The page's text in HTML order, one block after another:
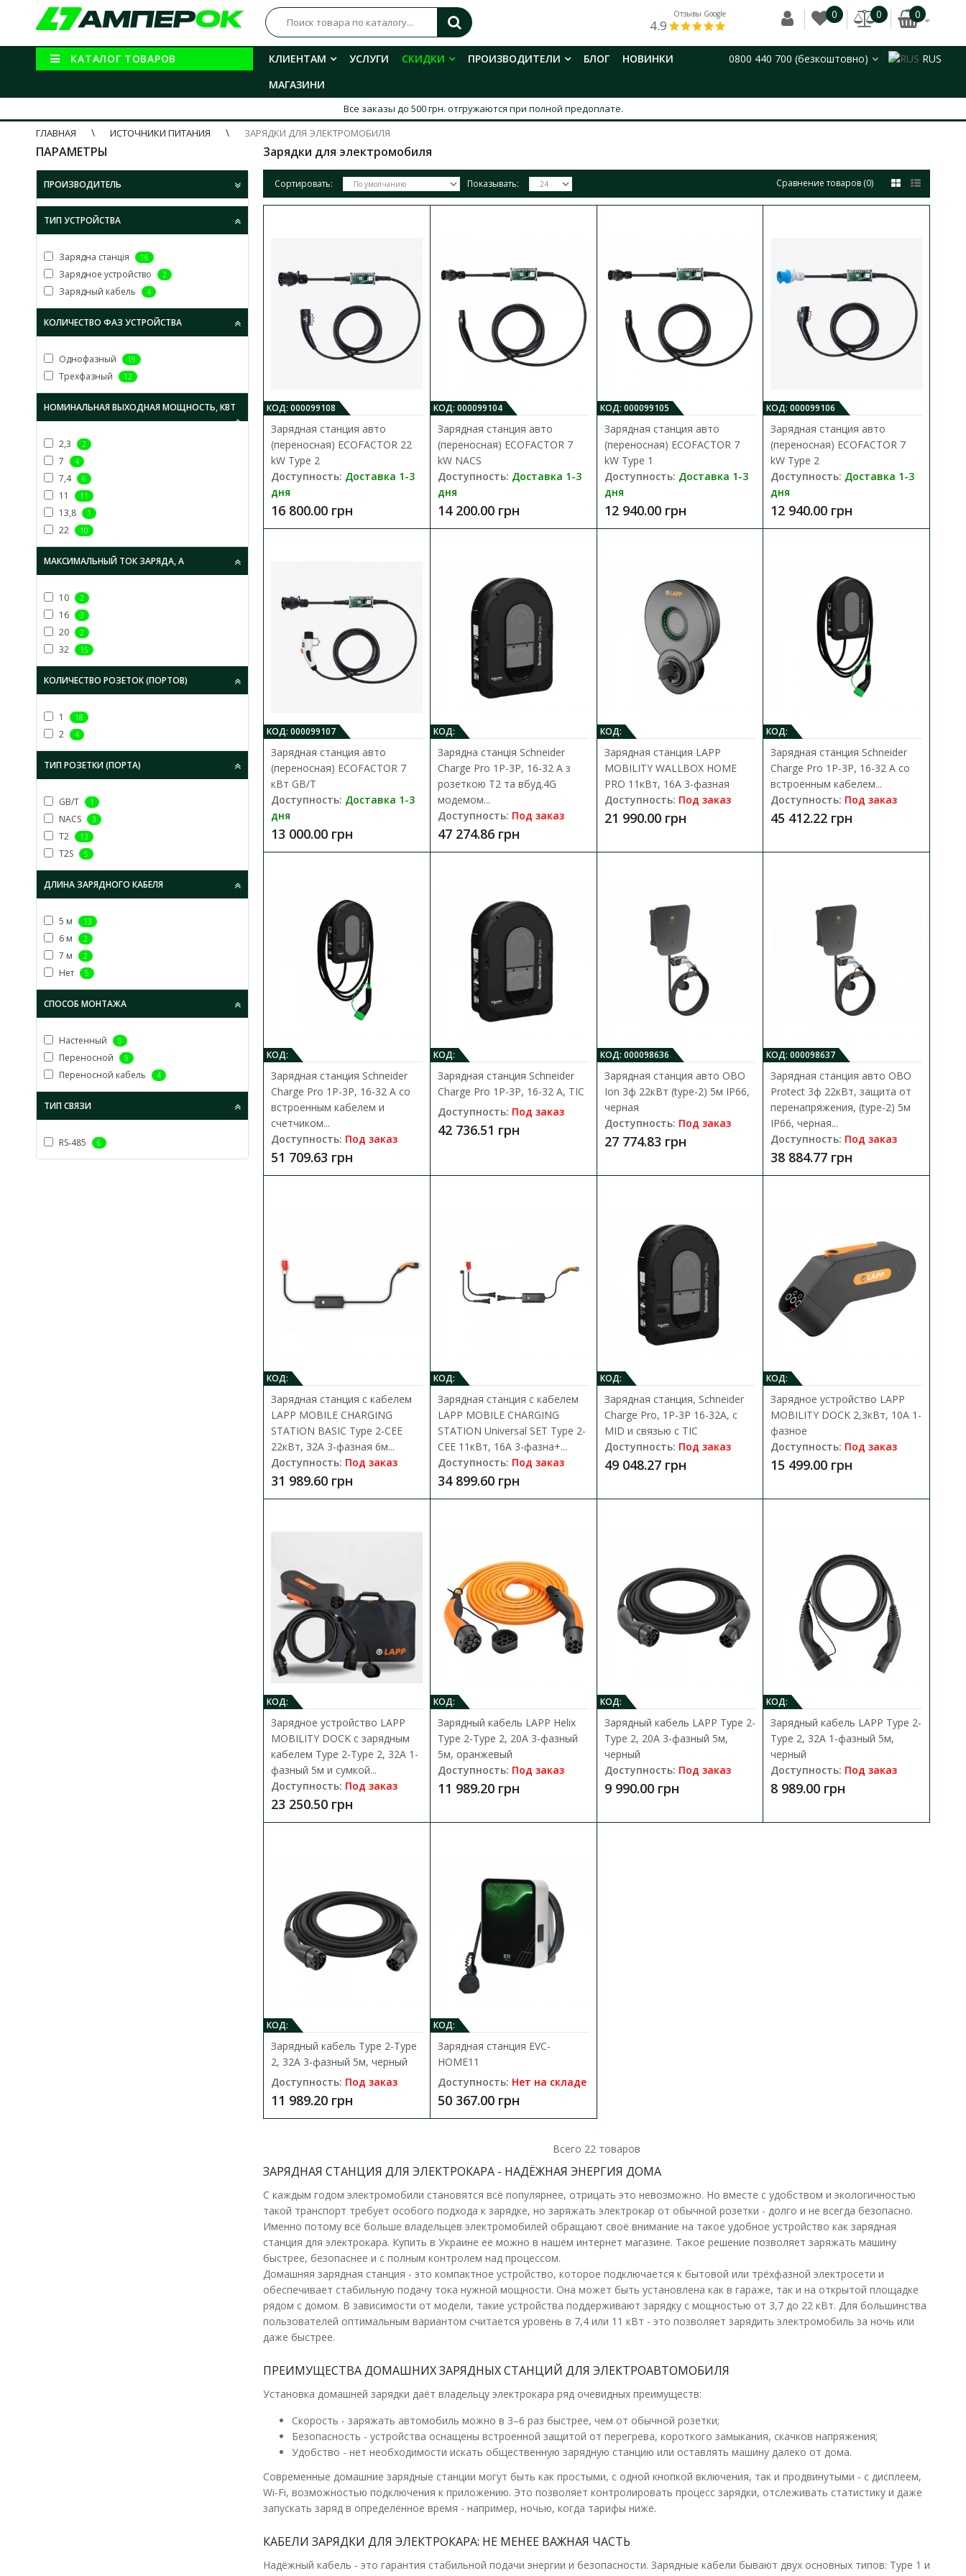
Отзывы Google
4.9
0 0 0
КАТАЛОГ ТОВАРОВ КЛИЕНТАМ УСЛУГИ СКИДКИ ПРОИЗВОДИТЕЛИ БЛОГ
НОВИНКИ
МАГАЗИНИ
0800 440 700 (безкоштовно) RUS
Все заказы до 500 грн. отгружаются при полной предоплате.
ГЛАВНАЯ
ИСТОЧНИКИ ПИТАНИЯ ЗАРЯДКИ ДЛЯ ЭЛЕКТРОМОБИЛЯ
ПАРАМЕТРЫ
ПРОИЗВОДИТЕЛЬ
ТИП УСТРОЙСТВА
Зарядна станція 16
Зарядное устройство 2
Зарядный кабель 4
КОЛИЧЕСТВО ФАЗ УСТРОЙСТВА
Однофазный 19
Трехфазный 12
НОМИНАЛЬНАЯ ВЫХОДНАЯ МОЩНОСТЬ, КВТ
2,3 2
7 4
7,4 6
11 11
13,8 1
22 10
МАКСИМАЛЬНЫЙ ТОК ЗАРЯДА, А
10 2
16 3
20 2
32 15
КОЛИЧЕСТВО РОЗЕТОК (ПОРТОВ)
1 18
2 4
ТИП РОЗЕТКИ (ПОРТА)
GB/T 1
NACS 3
T2 13
T2S 5
ДЛИНА ЗАРЯДНОГО КАБЕЛЯ
5 м 13
6 м 2
7 м 2
Нет 5
СПОСОБ МОНТАЖА
Настенный 9
Переносной 9
Переносной кабель 4
ТИП СВЯЗИ
RS‑485 6
Зарядки для электромобиля
Сравнение товаров (0)
Сортировать: Показывать:
Мобильная зарядка ECOFACTOR 22 kW Type 2 для владельцев
европейских электромобилей с коннектором Typ..
16 800.00 грн
В сравнения
В закладки
Зарядная станция авто (переносная) ECOFACTOR 7 kW
NACS
Доступность: Доставка 1-3 дня
Идеальное решение для владельцев американских электромобилей
В КОРЗИНУ
В сравнения
В закладки
Зарядная станция авто (переносная) ECOFACTOR 7 kW
Зарядная станция для электромобиля ECOFACTOR 7 kW Type 1 —
идеальное решение для владельцев американ..
12 940.00 грн
В сравнения
В закладки
Зарядная станция авто (переносная) ECOFACTOR 7 kW
Type 2
Доступность: Доставка 1-3 дня
Мобильная зарядка ECOFACTOR 7 kW Type 2 для владельцев
европейских электромобилей с коннектором Type..
12 940.00 грн
В КОРЗИНУ
В сравнения
В закладки
Зарядная станция авто (переносная) ECOFACTOR 7 кВт
В КОРЗИНУ
розеткою Т2 та вбуд.4G модемом
Доступность: Под заказ
Зарядная станция, Schneider Charge Pro, 1P-3P, 1xT2S, 7,4-11-22 кВт, 16-
32A, с модемом 4G и связью с..
47 274.86 грн
В КОРЗИНУ
В сравнения
Зарядная станция LAPP MOBILITY WALLBOX HOME PRO
11кВт, 16А 3-фазная
Доступность: Под заказ
Зарядная станция LAPP MOBILITY WALLBOX HOME PRO дает вам
21 990.00 грн
В КОРЗИНУ
В сравнения
В закладки
Зарядная станция, Schneider Charge Pro, 1P-3P, встроенный кабель,
7.4-11-22кВт, 16-32A. В магазине А..
45 412.22 грн
Зарядная станция Schneider Charge Pro 1P-3P, 16-32 А со
встроенным кабелем и счетчиком
Доступность: Под заказ
Зарядная станция, Schneider Charge Pro, 1P-3P, со встроенным
кабелем, 7.4-11-22кВт, 16-32A, со счетч..
Зарядная станция Schneider Charge Pro 1P-3P, 16-32 А,
TIC
Доступность: Под заказ
42 736.51 грн
В КОРЗИНУ
В сравнения
Зарядная станция авто OBO Ion 3ф 22кВт (type-2) 5м
IP66, черная
Ion Wallbox для зарядки электромобилей в частном секторе как
В закладки
КОД: 000099108
Зарядная станция авто
(переносная) ECOFACTOR 22
kW Type 2
Доступность: Доставка 1-3
дня
16 800.00 грн
КОД: 000099104
Зарядная станция авто
(переносная) ECOFACTOR 7
kW NACS
Доступность: Доставка 1-3
дня
14 200.00 грн
КОД: 000099105
Зарядная станция авто
(переносная) ECOFACTOR 7
kW Type 1
Доступность: Доставка 1-3
дня
12 940.00 грн
КОД: 000099106
Зарядная станция авто
(переносная) ECOFACTOR 7
kW Type 2
Доступность: Доставка 1-3
дня
12 940.00 грн
КОД: 000099107
Зарядная станция авто
(переносная) ECOFACTOR 7
кВт GB/T
Доступность: Доставка 1-3
дня
13 000.00 грн
КОД:
Зарядна станція Schneider
Charge Pro 1P-3P, 16-32 А з
розеткою Т2 та вбуд.4G
модемом...
Доступность: Под заказ
47 274.86 грн
КОД:
Зарядная станция LAPP
MOBILITY WALLBOX HOME
PRO 11кВт, 16А 3-фазная
Доступность: Под заказ
21 990.00 грн
КОД:
Зарядная станция Schneider
Charge Pro 1P-3P, 16-32 А со
встроенным кабелем...
Доступность: Под заказ
45 412.22 грн
КОД:
Зарядная станция Schneider
Charge Pro 1P-3P, 16-32 А со
встроенным кабелем и
счетчиком...
Доступность: Под заказ
51 709.63 грн
КОД:
Зарядная станция Schneider
Charge Pro 1P-3P, 16-32 А, TIC
Доступность: Под заказ
42 736.51 грн
КОД: 000098636
Зарядная станция авто OBO
Ion 3ф 22кВт (type-2) 5м IP66,
черная
Доступность: Под заказ
27 774.83 грн
КОД: 000098637
Зарядная станция авто OBO
Protect 3ф 22кВт, защита от
перенапряжения, (type-2) 5м
IP66, черная...
Доступность: Под заказ
38 884.77 грн
КОД:
Зарядная станция с кабелем
LAPP MOBILE CHARGING
STATION BASIC Type 2-CEE
22кВт, 32А 3-фазная 6м...
Доступность: Под заказ
31 989.60 грн
КОД:
Зарядная станция с кабелем
LAPP MOBILE CHARGING
STATION Universal SET Type 2-
CEE 11кВт, 16А 3-фазна+...
Доступность: Под заказ
34 899.60 грн
КОД:
Зарядная станция, Schneider
Charge Pro, 1P-3P 16-32A, с
MID и связью с TIC
Доступность: Под заказ
49 048.27 грн
КОД:
Зарядное устройство LAPP
MOBILITY DOCK 2,3кВт, 10А 1-
фазное
Доступность: Под заказ
15 499.00 грн
КОД:
Зарядное устройство LAPP
MOBILITY DOCK с зарядным
кабелем Type 2-Type 2, 32А 1-
фазный 5м и сумкой...
Доступность: Под заказ
23 250.50 грн
КОД:
Зарядный кабель LAPP Helix
Type 2-Type 2, 20A 3-фазный
5м, оранжевый
Доступность: Под заказ
11 989.20 грн
КОД:
Зарядный кабель LAPP Type 2-
Type 2, 20А 3-фазный 5м,
черный
Доступность: Под заказ
9 990.00 грн
КОД:
Зарядный кабель LAPP Type 2-
Type 2, 32А 1-фазный 5м,
черный
Доступность: Под заказ
8 989.00 грн
КОД:
Зарядный кабель Type 2-Type
2, 32А 3-фазный 5м, черный
Доступность: Под заказ
11 989.20 грн
КОД:
Зарядная станция EVC-
HOME11
Доступность: Нет на складе
50 367.00 грн
Всего 22 товаров
ЗАРЯДНАЯ СТАНЦИЯ ДЛЯ ЭЛЕКТРОКАРА - НАДЁЖНАЯ ЭНЕРГИЯ ДОМА
С каждым годом электромобили становятся всё популярнее, отрицать это невозможно. Но вместе с удобством и экологичностью
такой транспорт требует особого подхода к зарядке, но заряжать электрокар от обычной розетки - долго и не всегда безопасно.
Именно потому всё больше владельцев электромобилей обращают своё внимание на такое удобное устройство как зарядная
станция для электрокара. Купить в Украине ее можно в нашем интернет магазине. Такое решение позволяет заряжать машину
быстрее, безопаснее и с полным контролем над процессом.
Домашняя зарядная станция - это компактное устройство, которое подключается к бытовой или трёхфазной электросети и
обеспечивает стабильную подачу тока нужной мощности. Она может быть установлена как в гараже, так и на открытой площадке
рядом с домом. В зависимости от модели, такие устройства поддерживают зарядку с мощностью от 3,7 до 22 кВт. Для большинства
пользователей оптимальным вариантом считается уровень в 7,4 или 11 кВт - это позволяет зарядить электромобиль за ночь или
даже быстрее.
ПРЕИМУЩЕСТВА ДОМАШНИХ ЗАРЯДНЫХ СТАНЦИЙ ДЛЯ ЭЛЕКТРОАВТОМОБИЛЯ
Установка домашней зарядки даёт владельцу электрокара ряд очевидных преимуществ:
Скорость - заряжать автомобиль можно в 3–6 раз быстрее, чем от обычной розетки;
Безопасность - устройства оснащены встроенной защитой от перегрева, короткого замыкания, скачков напряжения;
Удобство - нет необходимости искать общественную зарядную станцию или оставлять машину далеко от дома.
Современные домашние зарядные станции могут быть как простыми, с одной кнопкой включения, так и продвинутыми - с дисплеем,
Wi-Fi, возможностью подключения к приложению. Это позволяет контролировать процесс зарядки, отслеживать статистику и даже
запускать заряд в определённое время - например, ночью, когда тарифы ниже.
КАБЕЛИ ЗАРЯДКИ ДЛЯ ЭЛЕКТРОКАРА: НЕ МЕНЕЕ ВАЖНАЯ ЧАСТЬ
Надёжный кабель - это гарантия стабильной подачи энергии и безопасности. Зарядные кабели бывают двух основных типов: Type 1 и